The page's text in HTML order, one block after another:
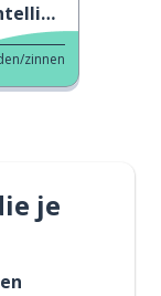
zinnen
je